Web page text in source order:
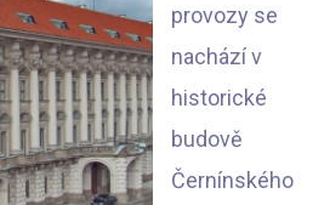
provozy se
nachází v
historické
budově
Černínského